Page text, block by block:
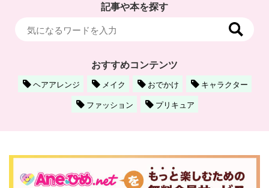
記事や本を探す
おすすめコンテンツ
ヘアアレンジ メイク おでかけ
キャラクター
ファッション
プリキュア